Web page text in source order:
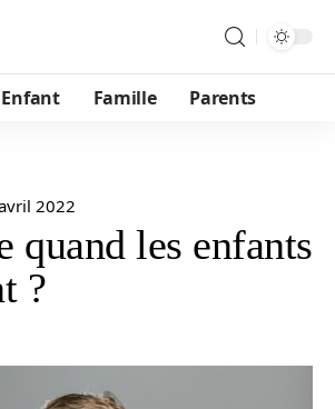
Enfant Famille Parents
2022
quand les enfants
?